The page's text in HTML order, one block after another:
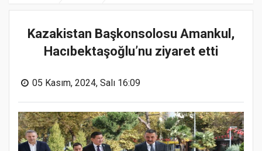
Kazakistan Başkonsolosu Amankul,
Hacıbektaşoğlu’nu ziyaret etti
05 Kasım, 2024, Salı 16:09